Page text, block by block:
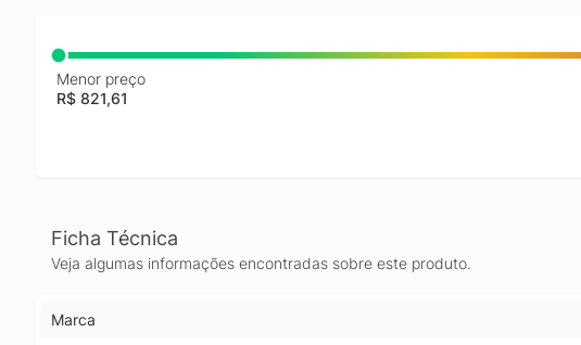
Menor preço
R$ 821,61
Ficha Técnica
Veja algumas informações encontradas sobre este produto.
Marca